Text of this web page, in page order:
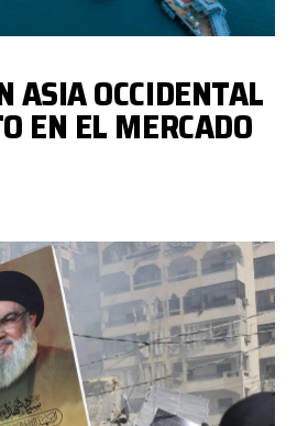
ASIA OCCIDENTAL
EN EL MERCADO